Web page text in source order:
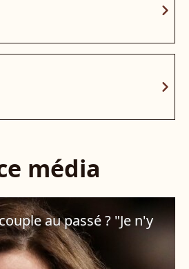
chevron_right
chevron_right
média
au passé ? "Je n'y